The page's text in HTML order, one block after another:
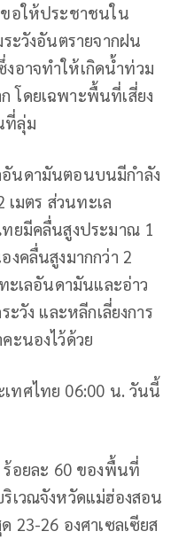
อให้ประชาชนใน
ะวังอันตรายจากฝน
อาจทำให้เกิดน้ำท่วม
โดยเฉพาะพื้นที่เสี่ยง
ที่ลุ่ม
นดามันตอนบนมีกำลัง
เมตร ส่วนทะเล
ยมีคลื่นสูงประมาณ 1
คลื่นสูงมากกว่า 2
ะเลอันดามันและอ่าว
ะวัง และหลีกเลี่ยงการ
ะนองไว้ด้วย
ทศไทย 06:00 น. วันนี้
อยละ 60 ของพื้นที่
เวณจังหวัดแม่ฮ่องสอน
26 องศาเซลเซียส